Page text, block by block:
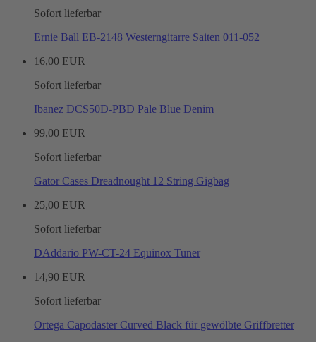
Sofort lieferbar
Ernie Ball EB-2148 Westerngitarre Saiten 011-052
16,00 EUR
Sofort lieferbar
Ibanez DCS50D-PBD Pale Blue Denim
99,00 EUR
Sofort lieferbar
Gator Cases Dreadnought 12 String Gigbag
25,00 EUR
Sofort lieferbar
DAddario PW-CT-24 Equinox Tuner
14,90 EUR
Sofort lieferbar
Ortega Capodaster Curved Black für gewölbte Griffbretter